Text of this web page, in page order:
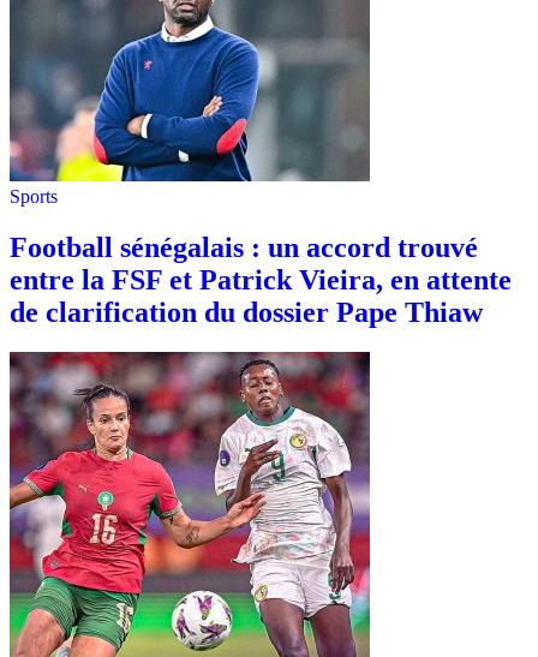
Sports
Football sénégalais : un accord trouvé
entre la FSF et Patrick Vieira, en attente
de clarification du dossier Pape Thiaw